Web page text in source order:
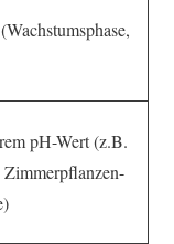
pH-Wert (z.B.